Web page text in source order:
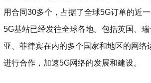
用合同30多个，占据了全球5G订单的近
5G基站已经发往全球各地。包括英国、
亚、菲律宾在内的多个国家和地区的网络
进行合作，加速5G网络的发展和建设。